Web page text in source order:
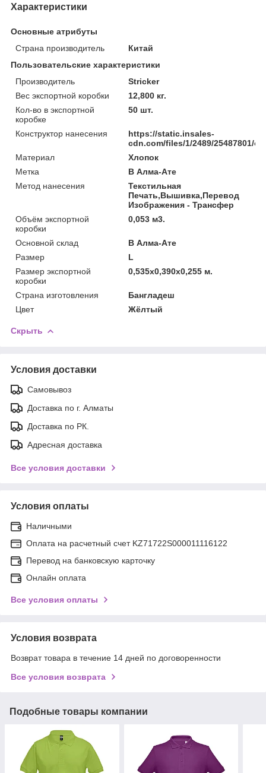
Характеристики
Основные атрибуты
Страна производитель
Китай
Пользовательские характеристики
Производитель
Stricker
Вес экспортной коробки
12,800 кг.
Кол-во в экспортной
коробке
50 шт.
Конструктор нанесения
https://static.insales-
cdn.com/files/1/2489/25487801/
Материал
Хлопок
Метка
В Алма-Ате
Метод нанесения
Текстильная
Печать,Вышивка,Перевод
Изображения - Трансфер
Объём экспортной
коробки
0,053 м3.
Основной склад
В Алма-Ате
Размер
L
Размер экспортной
коробки
0,535x0,390x0,255 м.
Страна изготовления
Бангладеш
Цвет
Жёлтый
Скрыть
Условия доставки
Самовывоз
Доставка по г. Алматы
Доставка по РК.
Адресная доставка
Все условия доставки
Условия оплаты
Наличными
Оплата на расчетный счет KZ71722S000011116122
Перевод на банковскую карточку
Онлайн оплата
Все условия оплаты
Условия возврата
Возврат товара в течение 14 дней по договоренности
Все условия возврата
Подобные товары компании